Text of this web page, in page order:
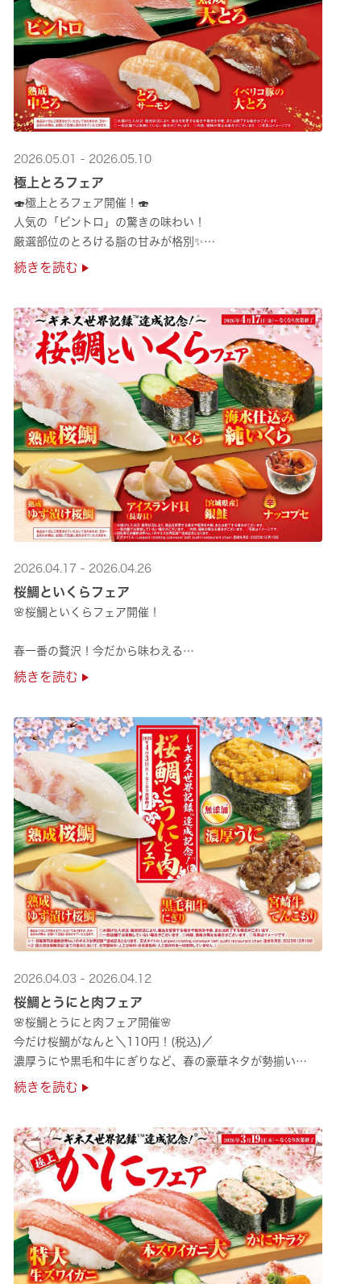
2026.05.01 - 2026.05.10
極上とろフェア
🍣極上とろフェア開催！🍣
人気の「ビントロ」の驚きの味わい！
厳選部位のとろける脂の甘みが格別✨
極上の味覚を是非くら寿司でご堪能ください♪
続きを読む
2026.04.17 - 2026.04.26
桜鯛といくらフェア
🌸桜鯛といくらフェア開催！
春一番の贅沢！今だから味わえる
旬の旨さの熟成🌸桜鯛と
是非お越しください✨
続きを読む
2026.04.03 - 2026.04.12
桜鯛とうにと肉フェア
🌸桜鯛とうにと肉フェア開催🌸
今だけ桜鯛がなんと＼110円！(税込)／
濃厚うにや黒毛和牛にぎりなど、春の豪華ネタが勢揃い
是非お越しください✨
続きを読む